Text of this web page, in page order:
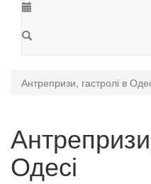
Антрепризи, гастролі в
Одесі